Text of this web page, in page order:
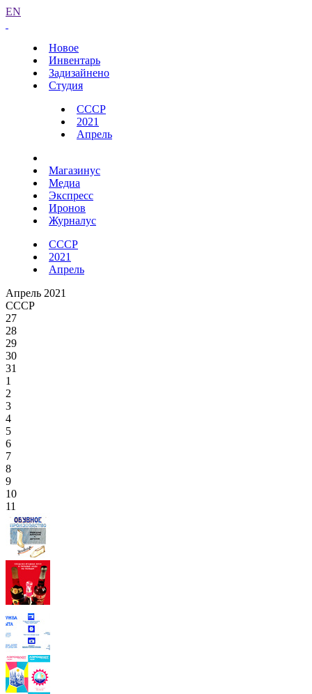
EN
Новое
Инвентарь
Задизайнено
Студия
СССР
2021
Апрель
Магазинус
Медиа
Экспресс
Иронов
Журналус
СССР
2021
Апрель
Апрель 2021
СССР
27
28
29
30
31
1
2
3
4
5
6
7
8
9
10
11